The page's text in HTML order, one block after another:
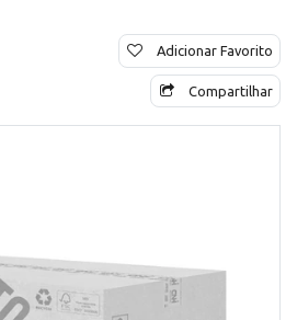
Adicionar Favorito
Compartilhar